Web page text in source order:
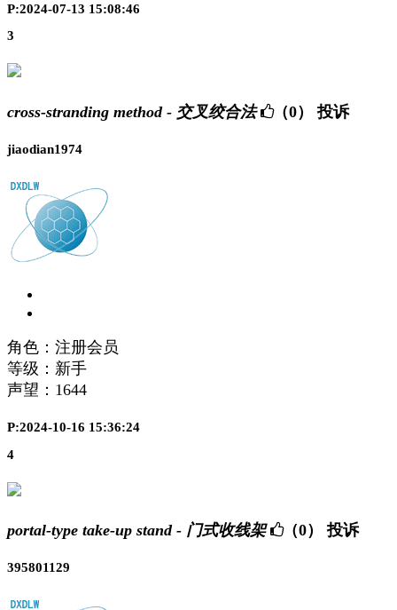
P:2024-07-13 15:08:46
3
cross-stranding method - 交叉绞合法 （0） 投诉
jiaodian1974
角色：注册会员
等级：新手
声望： 1644
P:2024-10-16 15:36:24
4
portal-type take-up stand - 门式收线架 （0） 投诉
395801129